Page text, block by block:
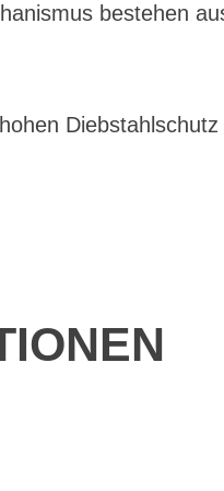
bestehen